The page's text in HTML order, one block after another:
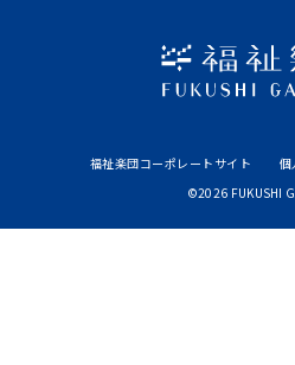
福祉楽団コーポレートサイト
個
©2026 FUKUSHI